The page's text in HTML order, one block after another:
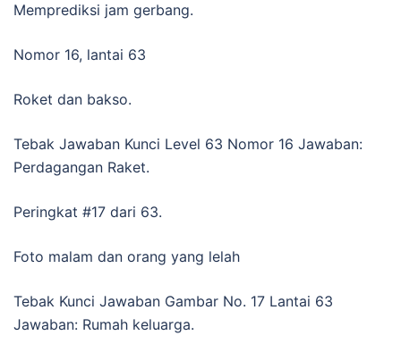
Memprediksi jam gerbang.
Nomor 16, lantai 63
Roket dan bakso.
Tebak Jawaban Kunci Level 63 Nomor 16 Jawaban:
Perdagangan Raket.
Peringkat #17 dari 63.
Foto malam dan orang yang lelah
Tebak Kunci Jawaban Gambar No. 17 Lantai 63
Jawaban: Rumah keluarga.